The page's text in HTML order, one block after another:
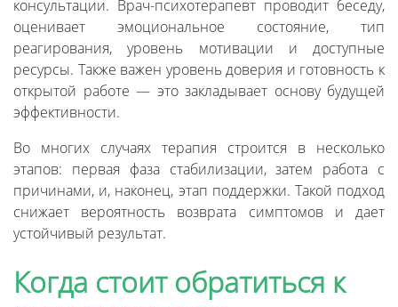
консультации. Врач-психотерапевт проводит беседу,
оценивает эмоциональное состояние, тип
реагирования, уровень мотивации и доступные
ресурсы. Также важен уровень доверия и готовность к
открытой работе — это закладывает основу будущей
эффективности.
Во многих случаях терапия строится в несколько
этапов: первая фаза стабилизации, затем работа с
причинами, и, наконец, этап поддержки. Такой подход
снижает вероятность возврата симптомов и дает
устойчивый результат.
Когда стоит обратиться к